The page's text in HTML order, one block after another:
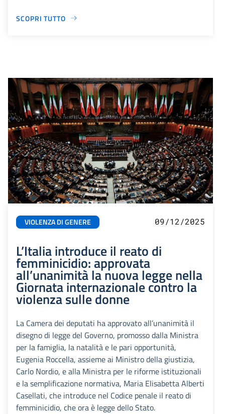
SCOPRI TUTTO
VIOLENZA DI GENERE 09/12/2025
L’Italia introduce il reato di
femminicidio: approvata
all’unanimità la nuova legge nella
Giornata internazionale contro la
violenza sulle donne
La Camera dei deputati ha approvato all’unanimità il
disegno di legge del Governo, promosso dalla Ministra
per la famiglia, la natalità e le pari opportunità,
Eugenia Roccella, assieme ai Ministro della giustizia,
Carlo Nordio, e alla Ministra per le riforme istituzionali
e la semplificazione normativa, Maria Elisabetta Alberti
Casellati, che introduce nel Codice penale il reato di
femminicidio, che ora è legge dello Stato.